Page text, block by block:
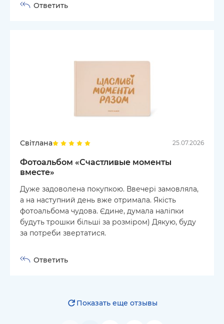
Ответить
Світлана 25.07.2026
Фотоальбом «‎Счастливые моменты
вместе»
Дуже задоволена покупкою. Ввечері замовляла,
а на наступний день вже отримала. Якість
фотоальбома чудова. Єдине, думала наліпки
будуть трошки більші за розміром) Дякую, буду
за потреби звертатися.
Ответить
Показать еще отзывы